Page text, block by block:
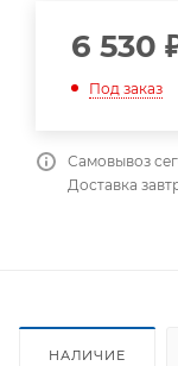
6 530
Под заказ
Самовывоз
Доставка
НАЛИЧИЕ